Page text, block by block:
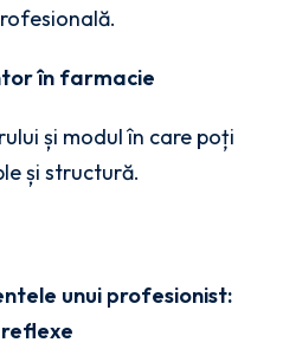
în farmacie
și modul în care poți
și structură.
unui profesionist: